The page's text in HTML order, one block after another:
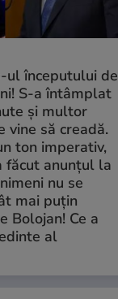
ul începutului de
S-a întâmplat
și multor
vine să creadă.
ton imperativ,
făcut anunțul la
nu se
mai puțin
Bolojan! Ce a
al